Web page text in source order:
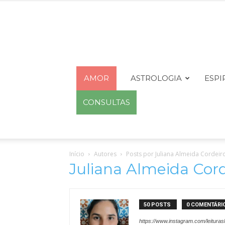
AMOR ASTROLOGIA
CONSULTAS
Início Autores Posts por Juliana Almeida
Juliana Almeida
50 POSTS 0
https://www.instagram.com/